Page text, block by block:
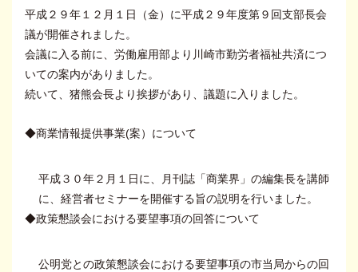
平成２９年１２月１日（金）に平成２９年度第９回支部長会
議が開催されました。
会議に入る前に、労働雇用部より川崎市勤労者福祉共済につ
いての案内がありました。
続いて、猪熊会長より挨拶があり、議題に入りました。
◆商業情報提供事業(案）について
平成３０年２月１日に、月刊誌「商業界」の編集長を講師
に、経営者セミナーを開催する旨の説明を行いました。
◆政策懇談会における要望事項の回答について
公明党との政策懇談会における要望事項の市当局からの回